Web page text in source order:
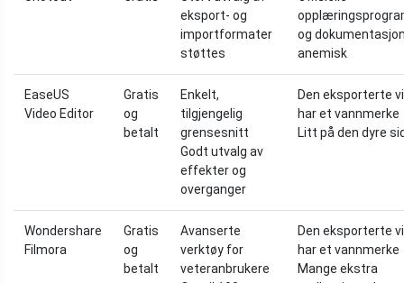
eksport- og
importformater
støttes
og
anemisk
EaseUS
Video Editor
Gratis
og
betalt
Enkelt,
tilgjengelig
grensesnitt
Godt utvalg av
effekter og
overganger
Den eksporterte
har et vannmerke
Litt på den dyre
Wondershare
Filmora
Gratis
og
betalt
Avanserte
verktøy for
veteranbrukere
Den eksporterte
har et vannmerke
Mange ekstra